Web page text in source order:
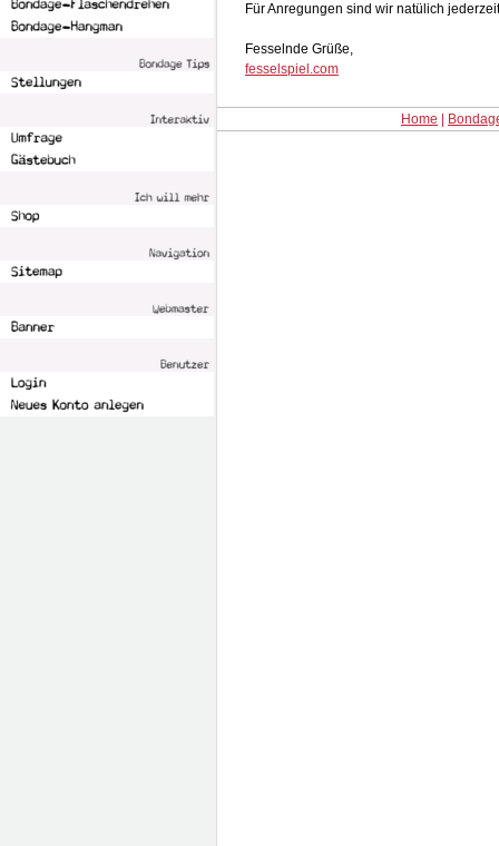
Für Anregungen sind wir natülich
Fesselnde Grüße,
fesselspiel.com
Home